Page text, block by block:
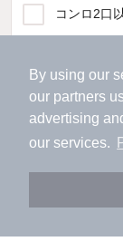
By using our
our partners
advertising
our services.
アプリに
会員登録
コンロ2口
新着のみ
該当件数:
848件